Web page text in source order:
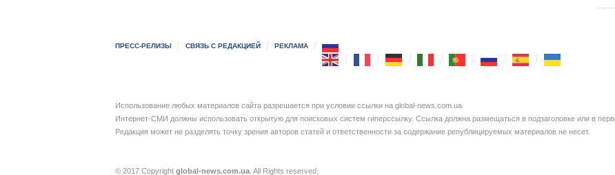
ПРЕСС-РЕЛИЗЫ СВЯЗЬ С РЕДАКЦИЕЙ РЕКЛАМА
Использование любых материалов сайта разрешается при условии ссылки на global-news.com.ua
Интернет-СМИ должны использовать открытую для поисковых систем гиперссылку. Ссылка должна размещаться в подзаголовке или в
Редакция может не разделять точку зрения авторов статей и ответственности за содержание републицируемых материалов не несет.
© 2017 Copyright global-news.com.ua . All Rights reserved.